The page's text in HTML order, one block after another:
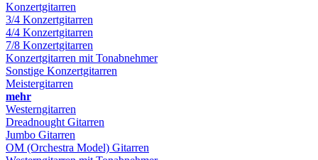
Konzertgitarren
3/4 Konzertgitarren
4/4 Konzertgitarren
7/8 Konzertgitarren
Konzertgitarren mit Tonabnehmer
Sonstige Konzertgitarren
Meistergitarren
mehr
Westerngitarren
Dreadnought Gitarren
Jumbo Gitarren
OM (Orchestra Model) Gitarren